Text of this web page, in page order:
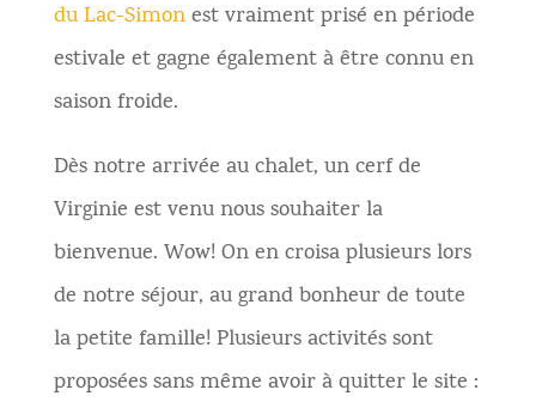
du Lac-Simonest vraiment prisé en période
estivale et gagne également à être connu en
saison froide.
Dès notre arrivée au chalet, un cerf de
Virginie est venu nous souhaiter la
bienvenue. Wow! On en croisa plusieurs lors
de notre séjour, au grand bonheur de toute
la petite famille! Plusieurs activités sont
proposées sans même avoir à quitter le site :